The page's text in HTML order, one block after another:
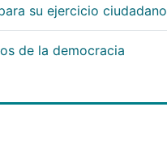
su ejercicio ciudadano
de la democracia